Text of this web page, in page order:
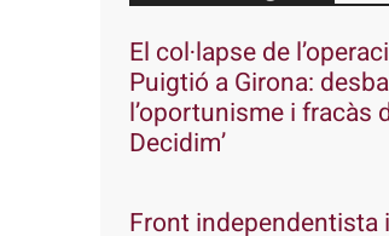
El col·lapse de
Puigtió a Girona:
l’oportunisme i fracàs
Decidim’
Front independentista